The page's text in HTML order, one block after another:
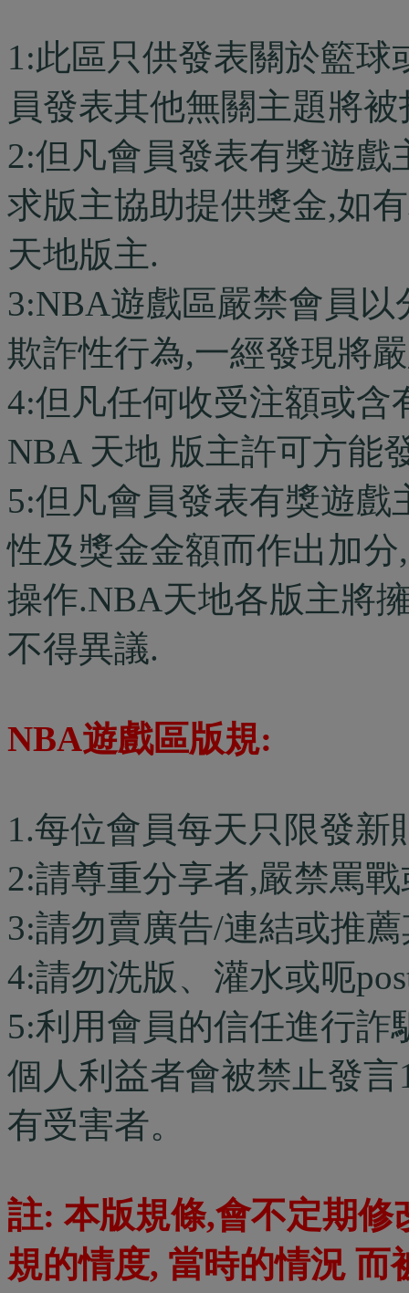
1:此區只供發表關於籃
員發表其他無關主題將
2:但凡會員發表有獎遊戲
求版主協助提供獎金,如
天地版主.
3:NBA遊戲區嚴禁會員
欺詐性行為,一經發現將
4:但凡任何收受注額或含
NBA 天地 版主許可方能
5:但凡會員發表有獎遊
性及獎金金額而作出加
操作.NBA天地各版主將
不得異議.
NBA遊戲區版規:
1.每位會員每天只限發新
2:請尊重分享者,嚴禁罵
3:請勿賣廣告/連結或推
4:請勿洗版、灌水或呃
5:利用會員的信任進行
個人利益者會被禁止發
有受害者。
註: 本版規條,會不定期
規的情度, 當時的情況 而